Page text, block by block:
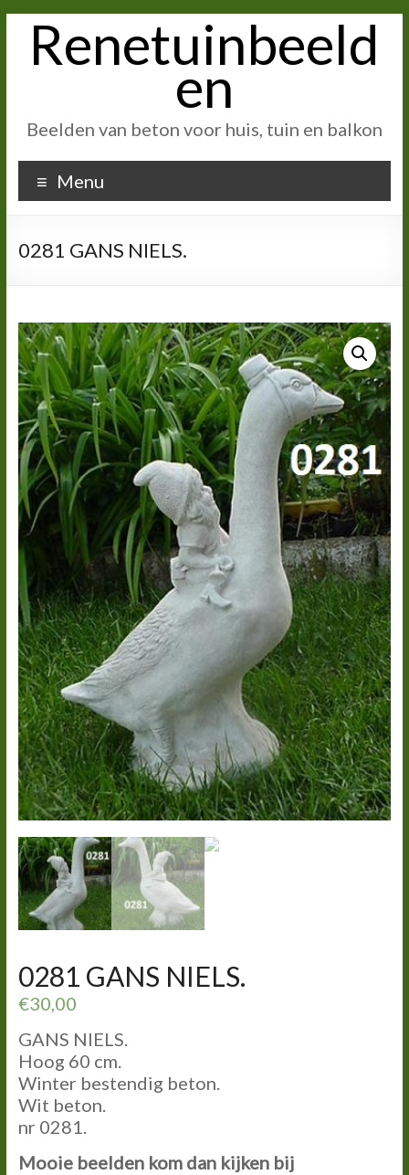
inhoudRenetuinbeeld
en
Beelden van beton voor huis, tuin en balkon
Menu
0281 GANS NIELS.
0281 GANS NIELS.
€30,00
GANS NIELS.
Hoog 60 cm.
Winter bestendig beton.
Wit beton.
nr 0281.
Mooie beelden kom dan kijken bij